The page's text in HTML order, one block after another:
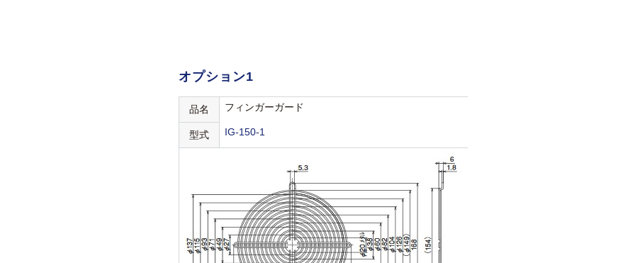
オプション1
品名 フィンガーガード
型式 IG-150-1